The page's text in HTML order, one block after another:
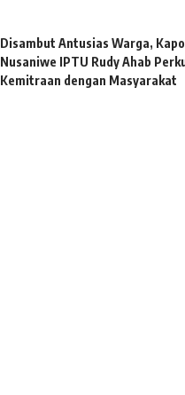
Disambut Antusias Warga,
Nusaniwe IPTU Rudy Ahab
Kemitraan dengan Masyarakat